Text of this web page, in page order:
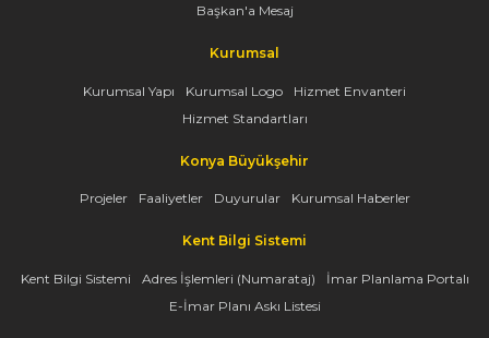
Başkan'a Mesaj
Kurumsal
Kurumsal Yapı Kurumsal Logo
Hizmet Envanteri
Hizmet Standartları
Konya Büyükşehir
Projeler Faaliyetler Duyurular Kurumsal Haberler
Kent Bilgi Sistemi
Kent Bilgi Sistemi Adres İşlemleri (Numarataj)
İmar Planlama Portalı
E-İmar Planı Askı Listesi